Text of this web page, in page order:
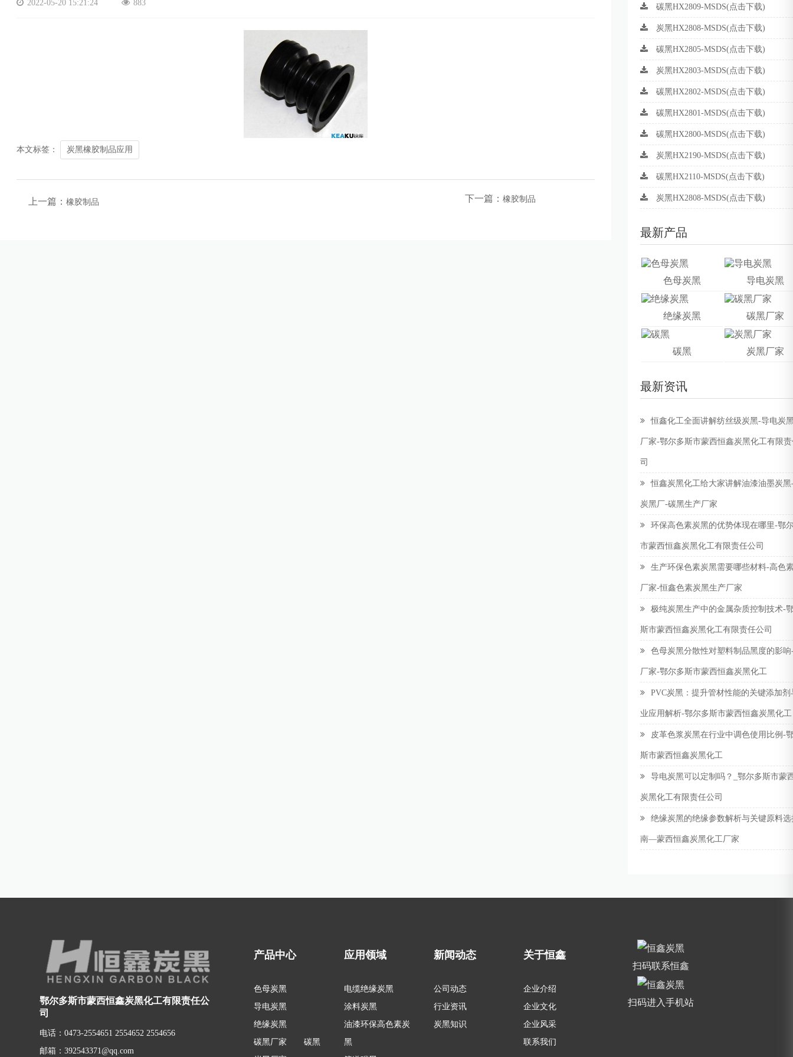
2022-05-20 15:21:24 883
本文标签： 炭黑橡胶制品应用
上一篇： 橡胶制品 下一篇： 橡胶制品
碳黑HX2809-MSDS(点击下载)
炭黑HX2808-MSDS(点击下载)
碳黑HX2805-MSDS(点击下载)
炭黑HX2803-MSDS(点击下载)
碳黑HX2802-MSDS(点击下载)
碳黑HX2801-MSDS(点击下载)
碳黑HX2800-MSDS(点击下载)
炭黑HX2190-MSDS(点击下载)
碳黑HX2110-MSDS(点击下载)
炭黑HX2808-MSDS(点击下载)
最新产品
色母炭黑 导电炭黑
绝缘炭黑 碳黑厂家
碳黑 炭黑厂家
最新资讯
恒鑫化工全面讲解纺丝级炭黑-导电炭
厂家-鄂尔多斯市蒙西恒鑫炭黑化工有限
司
恒鑫炭黑化工给大家讲解油漆油墨炭
炭黑厂-碳黑生产厂家
环保高色素炭黑的优势体现在哪里-鄂
市蒙西恒鑫炭黑化工有限责任公司
生产环保色素炭黑需要哪些材料-高色
厂家-恒鑫色素炭黑生产厂家
极纯炭黑生产中的金属杂质控制技术-
斯市蒙西恒鑫炭黑化工有限责任公司
色母炭黑分散性对塑料制品黑度的影
厂家-鄂尔多斯市蒙西恒鑫炭黑化工
PVC炭黑：提升管材性能的关键添加剂
业应用解析-鄂尔多斯市蒙西恒鑫炭黑化工
皮革色浆炭黑在行业中调色使用比例-
斯市蒙西恒鑫炭黑化工
导电炭黑可以定制吗？_鄂尔多斯市蒙
炭黑化工有限责任公司
绝缘炭黑的绝缘参数解析与关键原料选
南—蒙西恒鑫炭黑化工厂家
鄂尔多斯市蒙西恒鑫炭黑化工有限责任公
司
电话：0473-2554651 2554652 2554656
邮箱：392543371@qq.com
产品中心
色母炭黑
导电炭黑
绝缘炭黑
碳黑厂家
碳黑
应用领域
电缆绝缘炭黑
涂料炭黑
油漆环保高色素炭
黑
新闻动态
公司动态
行业资讯
炭黑知识
关于恒鑫
企业介绍
企业文化
企业风采
联系我们
扫码联系恒鑫
扫码进入手机站